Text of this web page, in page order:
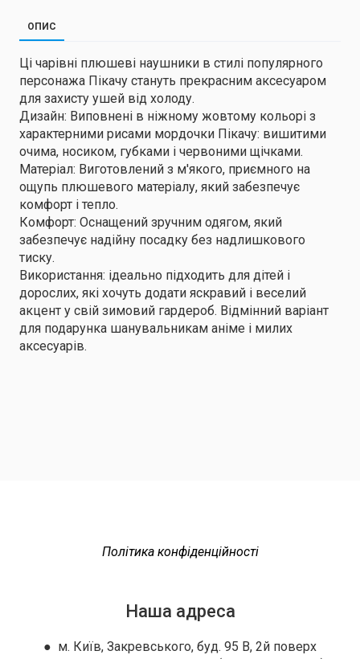
ОПИС
Ці чарівні плюшеві наушники в стилі популярного
персонажа Пікачу стануть прекрасним аксесуаром
для захисту ушей від холоду.
Дизайн: Виповнені в ніжному жовтому кольорі з
характерними рисами мордочки Пікачу: вишитими
очима, носиком, губками і червоними щічками.
Матеріал: Виготовлений з м'якого, приємного на
ощупь плюшевого матеріалу, який забезпечує
комфорт і тепло.
Комфорт: Оснащений зручним одягом, який
забезпечує надійну посадку без надлишкового
тиску.
Використання: ідеально підходить для дітей і
дорослих, які хочуть додати яскравий і веселий
акцент у свій зимовий гардероб. Відмінний варіант
для подарунка шанувальникам аніме і милих
аксесуарів.
Політика конфіденційності
Наша адреса
● м. Київ, Закревського, буд. 95 В, 2й поверх